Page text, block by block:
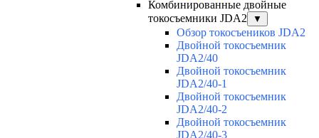
Комбинированные двойные
токосъемники JDA2
▼
Обзор токосъеников JDA2
Двойной токосъемник
JDA2/40
Двойной токосъемник
JDA2/40-1
Двойной токосъемник
JDA2/40-2
Двойной токосъемник
JDA2/40-3